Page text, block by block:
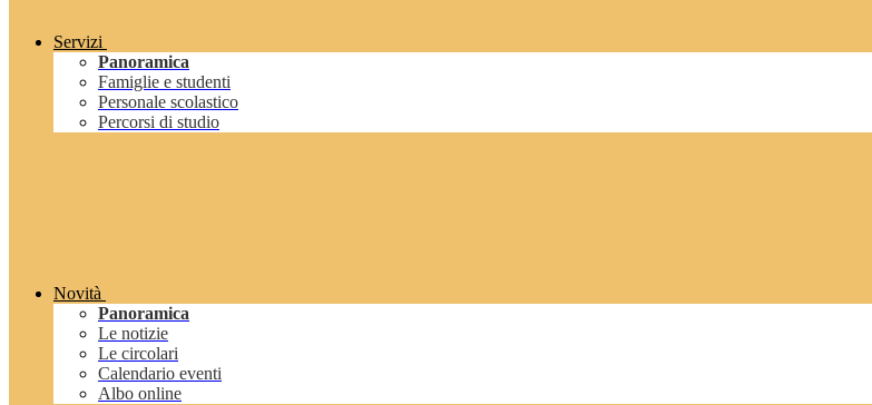
Servizi
Panoramica
Famiglie e studenti
Personale scolastico
Percorsi di studio
Novità
Panoramica
Le notizie
Le circolari
Calendario eventi
Albo online